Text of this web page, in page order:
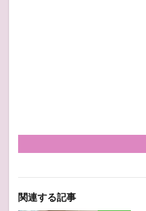
関連する記事